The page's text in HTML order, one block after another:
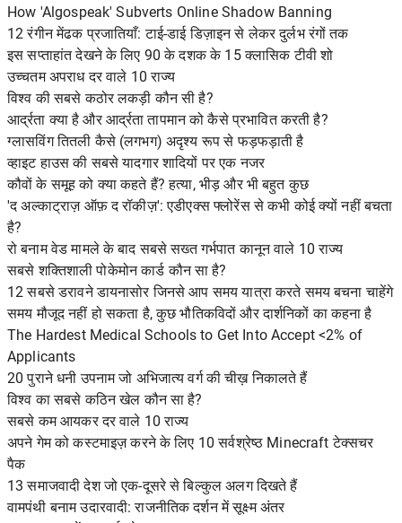
How 'Algospeak' Subverts Online Shadow Banning
12 रंगीन मेंढक प्रजातियाँ: टाई-डाई डिज़ाइन से लेकर दुर्लभ रंगों तक
इस सप्ताहांत देखने के लिए 90 के दशक के 15 क्लासिक टीवी शो
उच्चतम अपराध दर वाले 10 राज्य
विश्व की सबसे कठोर लकड़ी कौन सी है?
आर्द्रता क्या है और आर्द्रता तापमान को कैसे प्रभावित करती है?
ग्लासविंग तितली कैसे (लगभग) अदृश्य रूप से फड़फड़ाती है
व्हाइट हाउस की सबसे यादगार शादियों पर एक नजर
कौवों के समूह को क्या कहते हैं? हत्या, भीड़ और भी बहुत कुछ
'द अल्काट्राज़ ऑफ़ द रॉकीज़': एडीएक्स फ्लोरेंस से कभी कोई क्यों नहीं बचता
है?
रो बनाम वेड मामले के बाद सबसे सख्त गर्भपात कानून वाले 10 राज्य
सबसे शक्तिशाली पोकेमोन कार्ड कौन सा है?
12 सबसे डरावने डायनासोर जिनसे आप समय यात्रा करते समय बचना चाहेंगे
समय मौजूद नहीं हो सकता है, कुछ भौतिकविदों और दार्शनिकों का कहना है
The Hardest Medical Schools to Get Into Accept <2% of
Applicants
20 पुराने धनी उपनाम जो अभिजात्य वर्ग की चीख़ निकालते हैं
विश्व का सबसे कठिन खेल कौन सा है?
सबसे कम आयकर दर वाले 10 राज्य
अपने गेम को कस्टमाइज़ करने के लिए 10 सर्वश्रेष्ठ Minecraft टेक्सचर
पैक
13 समाजवादी देश जो एक-दूसरे से बिल्कुल अलग दिखते हैं
वामपंथी बनाम उदारवादी: राजनीतिक दर्शन में सूक्ष्म अंतर